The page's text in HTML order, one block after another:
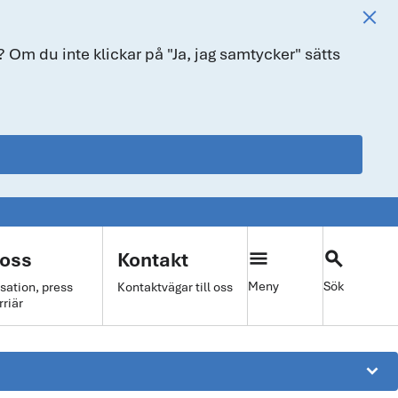
du inte klickar på "Ja, jag samtycker" sätts
press
Kontakt
Kontaktvägar till oss
menu
Meny
search
Sök
keyboard_arrow_down